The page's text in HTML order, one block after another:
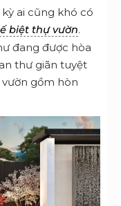
ai cũng khó có
biệt thự vườn.
đang được hòa
thư giãn tuyệt
vườn gồm hòn